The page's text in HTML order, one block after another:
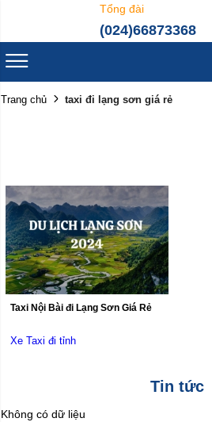
Tổng đài
(024)66873368
Trang chủ taxi đi lạng sơn giá rẻ
Taxi Nội Bài đi Lạng Sơn Giá Rẻ
Xe Taxi đi tỉnh
Tin tức
Không có dữ liệu